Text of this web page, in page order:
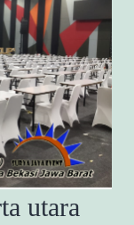
utara